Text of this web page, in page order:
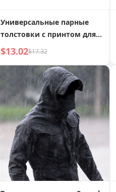
Универсальные парные
толстовки с принтом для
мужчин и женщин
$13.02$17.32